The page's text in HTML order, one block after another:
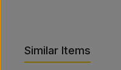
Similar Items